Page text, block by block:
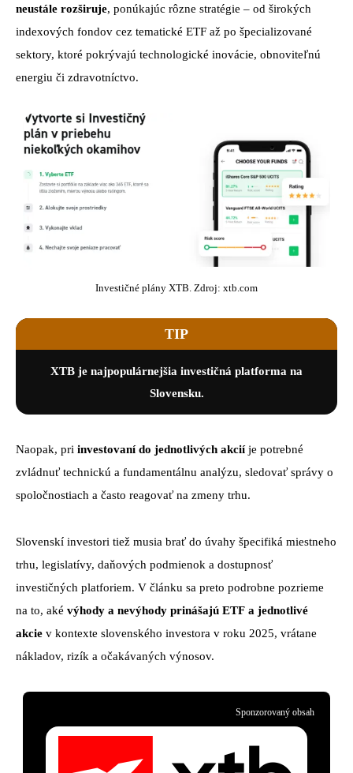
neustále rozširuje, ponúkajúc rôzne stratégie – od širokých
indexových fondov cez tematické ETF až po špecializované
sektory, ktoré pokrývajú technologické inovácie, obnoviteľnú
energiu či zdravotníctvo.
Investičné plány XTB. Zdroj: xtb.com
TIP
XTB je najpopulárnejšia investičná platforma na
Slovensku.
Naopak, pri investovaní do jednotlivých akciíje potrebné
zvládnuť technickú a fundamentálnu analýzu, sledovať správy o
spoločnostiach a často reagovať na zmeny trhu.
Slovenskí investori tiež musia brať do úvahy špecifiká miestneho
trhu, legislatívy, daňových podmienok a dostupnosť
investičných platforiem. V článku sa preto podrobne pozrieme
na to, aké výhody a nevýhody prinášajú ETF a jednotlivé
akcie v kontexte slovenského investora v roku 2025, vrátane
nákladov, rizík a očakávaných výnosov.
Sponzorovaný obsah